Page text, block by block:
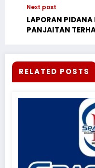
Next post
LAPORAN PIDANA
PANJAITAN
KEJAKSAAN
TERHADAP
YANG
RELATED POSTS